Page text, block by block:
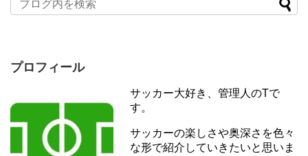
プロフィール
サッカー大好き、管理人のTで
す。
サッカーの楽しさや奥深さを色々
な形で紹介していきたいと思いま